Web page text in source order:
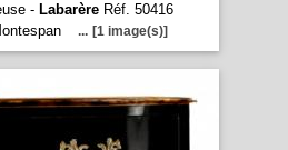
- LabarèreRéf. 50416
... [1 image(s)]